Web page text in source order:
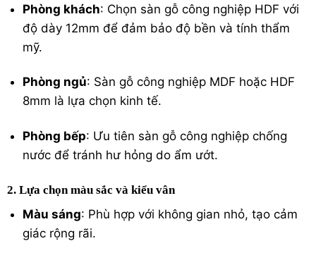
Phòng khách: Chọn sàn gỗ công nghiệp HDF với
độ dày 12mm để đảm bảo độ bền và tính thẩm
mỹ.
Phòng ngủ: Sàn gỗ công nghiệp MDF hoặc HDF
8mm là lựa chọn kinh tế.
Phòng bếp: Ưu tiên sàn gỗ công nghiệp chống
nước để tránh hư hỏng do ẩm ướt.
2. Lựa chọn màu sắc và kiểu vân
Màu sáng: Phù hợp với không gian nhỏ, tạo cảm
giác rộng rãi.